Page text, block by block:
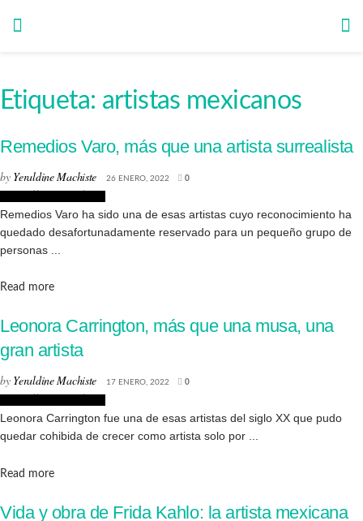
Etiqueta: artistas mexicanos
Remedios Varo, más que una artista surrealista
by Yeraldine Machiste 26 ENERO, 2022 0
Remedios Varo ha sido una de esas artistas cuyo reconocimiento ha
quedado desafortunadamente reservado para un pequeño grupo de
personas ...
Read moreDetails
Leonora Carrington, más que una musa, una
gran artista
by Yeraldine Machiste 17 ENERO, 2022 0
Leonora Carrington fue una de esas artistas del siglo XX que pudo
quedar cohibida de crecer como artista solo por ...
Read moreDetails
Vida y obra de Frida Kahlo: la artista mexicana